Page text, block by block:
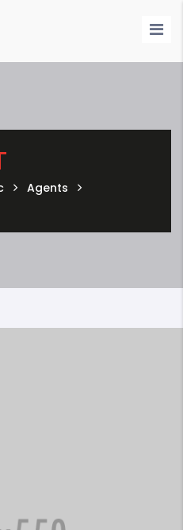
Réalisations
Agents